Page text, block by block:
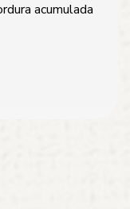
acumulada